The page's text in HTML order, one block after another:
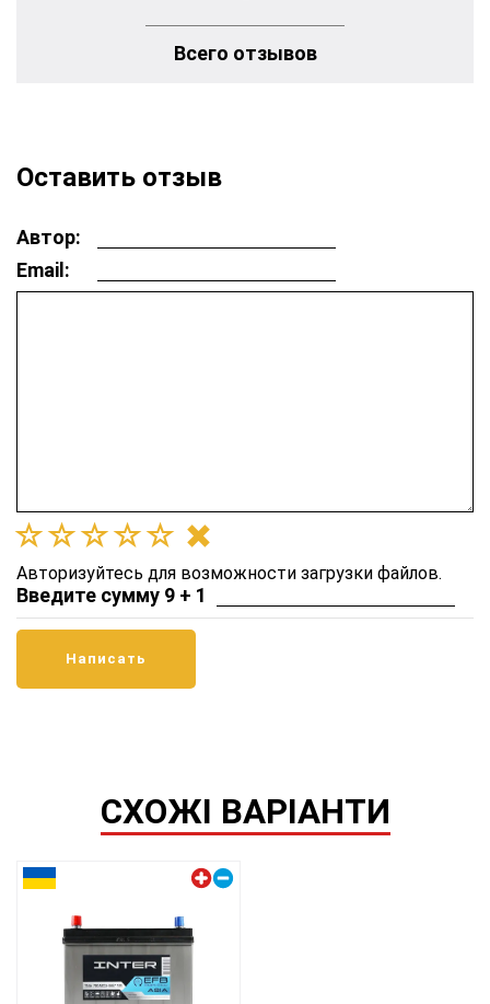
Всего отзывов
Оставить отзыв
Автор:
Email:
Авторизуйтесь для возможности загрузки файлов.
Введите сумму 9 + 1
СХОЖІ ВАРІАНТИ